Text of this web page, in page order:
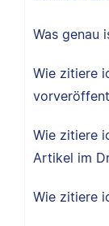
Was genau
Wie zitiere
Wie zitiere
Artikel im
Wie zitiere